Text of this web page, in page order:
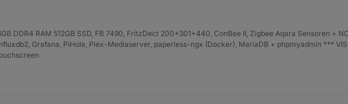
DDR4 RAM 512GB SSD, FB 7490, FritzDect 200+301+440, ConBee II, Zigbee Aqara Sensoren +
Grafana, PiHole, Plex-Mediaserver, paperless-ngx (Docker), MariaDB + phpmyadmin ***